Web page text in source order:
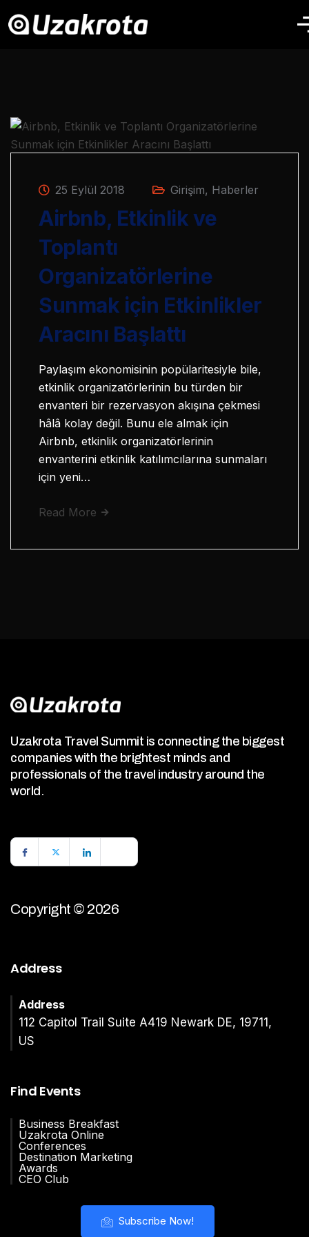
25 Eylül 2018 Girişim, Haberler
Airbnb, Etkinlik ve
Toplantı
Organizatörlerine
Sunmak için Etkinlikler
Aracını Başlattı
Paylaşım ekonomisinin popülaritesiyle bile,
etkinlik organizatörlerinin bu türden bir
envanteri bir rezervasyon akışına çekmesi
hâlâ kolay değil. Bunu ele almak için
Airbnb, etkinlik organizatörlerinin
envanterini etkinlik katılımcılarına sunmaları
için yeni…
Read More
Uzakrota Travel Summit is connecting the biggest
companies with the brightest minds and
professionals of the travel industry around the
world.
Copyright © 2026
Address
Address
112 Capitol Trail Suite A419 Newark DE, 19711,
US
Find Events
Business Breakfast
Uzakrota Online
Conferences
Destination Marketing
Awards
CEO Club
Subscribe Now!